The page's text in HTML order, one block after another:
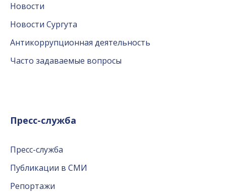
Новости
Новости Сургута
Антикоррупционная деятельность
Часто задаваемые вопросы
Пресс-служба
Пресс-служба
Публикации в СМИ
Репортажи